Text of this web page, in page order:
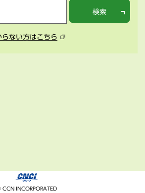
検索
ない方はこちら
CCN INCORPORATED